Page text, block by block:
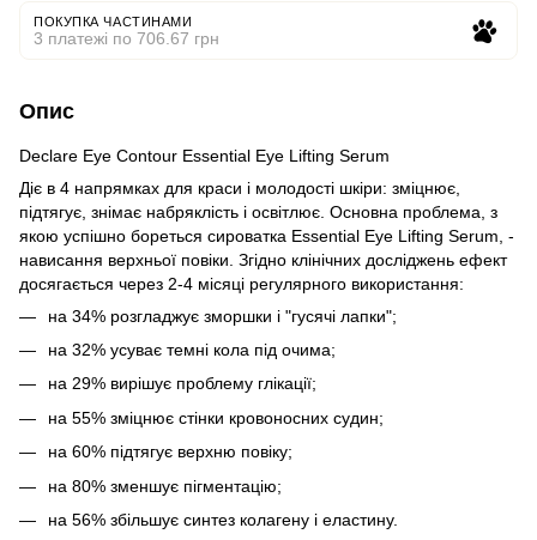
ПОКУПКА ЧАСТИНАМИ
3 платежі по 706.67 грн
Опис
Declare Eye Contour Essential Eye Lifting Serum
Діє в 4 напрямках для краси і молодості шкіри: зміцнює,
підтягує, знімає набряклість і освітлює. Основна проблема, з
якою успішно бореться сироватка Essential Eye Lifting Serum, -
нависання верхньої повіки. Згідно клінічних досліджень ефект
досягається через 2-4 місяці регулярного використання:
на 34% розгладжує зморшки і "гусячі лапки";
на 32% усуває темні кола під очима;
на 29% вирішує проблему глікації;
на 55% зміцнює стінки кровоносних судин;
на 60% підтягує верхню повіку;
на 80% зменшує пігментацію;
на 56% збільшує синтез колагену і еластину.